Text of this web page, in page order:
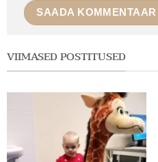
VIIMASED POSTITUSED